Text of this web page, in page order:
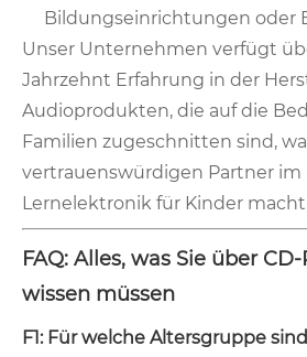
Bildungseinrichtungen oder
Unser Unternehmen verfügt
Jahrzehnt Erfahrung in der
Audioprodukten, die auf die
Familien zugeschnitten sind,
vertrauenswürdigen Partner im
Lernelektronik für Kinder
FAQ: Alles, was Sie über
wissen müssen
F1: Für welche Altersgruppe